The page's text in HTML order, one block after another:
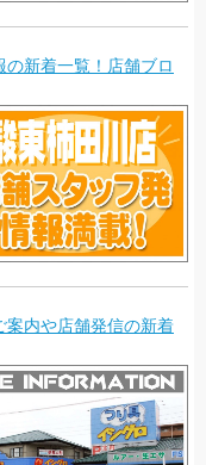
新着一覧！店舗ブロ
案内や店舗発信の新着